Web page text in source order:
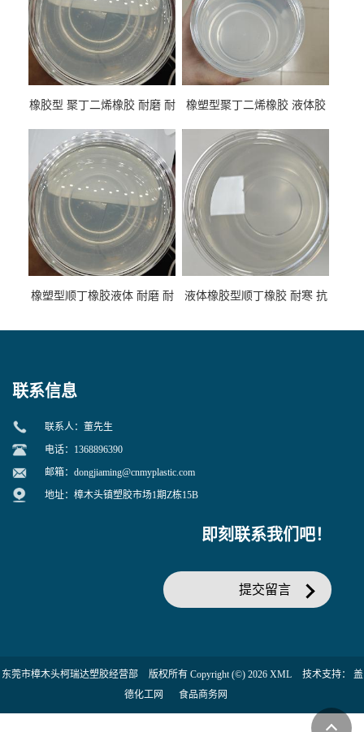
橡胶型 聚丁二烯橡胶 耐磨 耐
性
橡塑型聚丁二烯橡胶 液体胶
专用
橡塑型顺丁橡胶液体 耐磨 耐
液体橡胶型顺丁橡胶 耐寒 抗
联系信息
联系人：董先生
电话：1368896390
邮箱： dongjiaming@cnmyplastic.com
地址：樟木头镇塑胶市场1期Z栋15B
即刻联系我们吧！
提交留言
东莞市樟木头柯瑞达塑胶经营部 版权所有 Copyright (©) 2026 XML 技术支持： 盖
德化工网
食品商务网